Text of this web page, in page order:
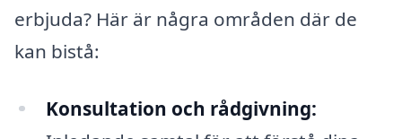
erbjuda? Här är några områden där de
kan bistå:
Konsultation och rådgivning: